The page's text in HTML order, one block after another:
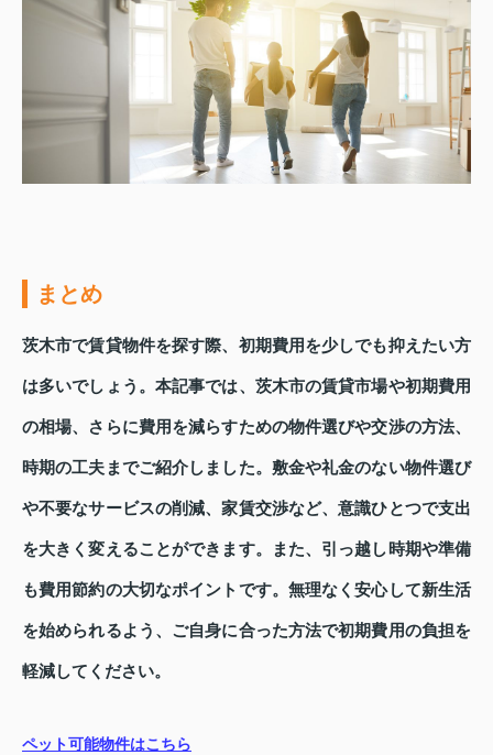
まとめ
茨木市で賃貸物件を探す際、初期費用を少しでも抑えたい方
は多いでしょう。本記事では、茨木市の賃貸市場や初期費用
の相場、さらに費用を減らすための物件選びや交渉の方法、
時期の工夫までご紹介しました。敷金や礼金のない物件選び
や不要なサービスの削減、家賃交渉など、意識ひとつで支出
を大きく変えることができます。また、引っ越し時期や準備
も費用節約の大切なポイントです。無理なく安心して新生活
を始められるよう、ご自身に合った方法で初期費用の負担を
軽減してください。
ペット可能物件はこちら